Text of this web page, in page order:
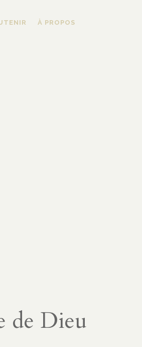
À PROPOS
de Dieu